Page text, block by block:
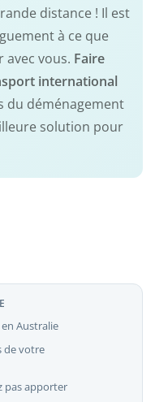
distance ! Il est
à ce que
vous. Faire
international
du déménagement
solution pour
Australie
de votre
pas apporter